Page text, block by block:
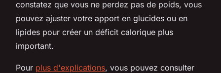
constatez que vous ne perdez pas de poids, vous
pouvez ajuster votre apport en glucides ou en
lipides pour créer un déficit calorique plus
important.
Pour plus d'explications, vous pouvez consulter